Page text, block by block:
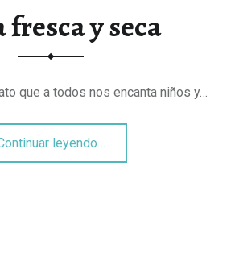
fresca y seca
que a todos nos encanta niños y…
leyendo…